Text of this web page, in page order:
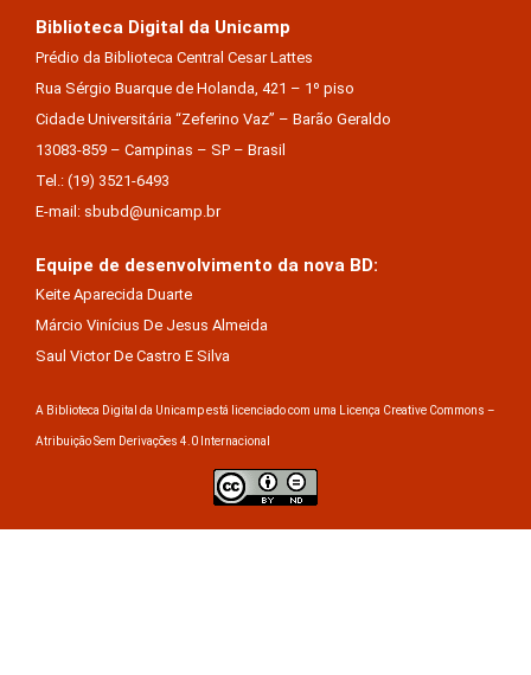
Biblioteca Digital da Unicamp
Prédio da Biblioteca Central Cesar Lattes
Rua Sérgio Buarque de Holanda, 421 – 1º piso
Cidade Universitária “Zeferino Vaz” – Barão Geraldo
13083-859 – Campinas – SP – Brasil
Tel.: (19) 3521-6493
E-mail: sbubd@unicamp.br
Equipe de desenvolvimento da nova BD:
Keite Aparecida Duarte
Márcio Vinícius De Jesus Almeida
Saul Victor De Castro E Silva
A Biblioteca Digital da Unicamp está licenciado com uma Licença Creative Commons –
Atribuição Sem Derivações 4.0 Internacional